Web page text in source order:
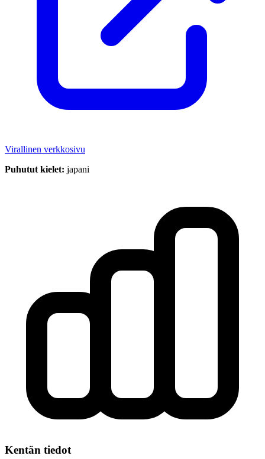
Virallinen verkkosivu
Puhutut kielet: japani
Kentän tiedot